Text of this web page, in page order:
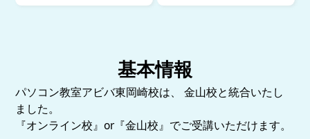
基本情報
パソコン教室アビバ東岡崎校は、 金山校と統合いたし
ました。
『オンライン校』or『金山校』でご受講いただけます。